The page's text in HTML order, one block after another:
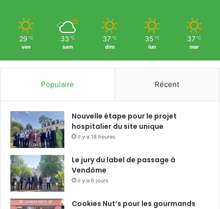
29 ℃
ven
33 ℃
sam
37 ℃
dim
35 ℃
lun
37 ℃
mar
Populaire Récent
Nouvelle étape pour le projet
hospitalier du site unique
il y a 18 heures
Le jury du label de passage à
Vendôme
il y a 6 jours
Cookies Nut’s pour les gourmands